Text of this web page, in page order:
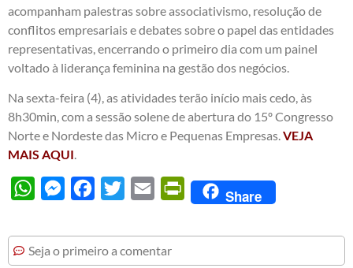
acompanham palestras sobre associativismo, resolução de
conflitos empresariais e debates sobre o papel das entidades
representativas, encerrando o primeiro dia com um painel
voltado à liderança feminina na gestão dos negócios.
Na sexta-feira (4), as atividades terão início mais cedo, às
8h30min, com a sessão solene de abertura do 15º Congresso
Norte e Nordeste das Micro e Pequenas Empresas.VEJA
MAIS AQUI.
WhatsAppMessengerFacebook
Twitter Email PrintFriendly
Share
Seja o primeiro a comentar